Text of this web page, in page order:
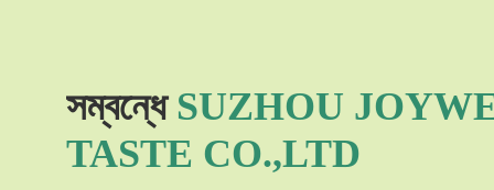
সম্বন্ধে SUZHOU
TASTE CO.,LTD